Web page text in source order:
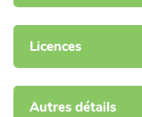
Licences
Autres détails